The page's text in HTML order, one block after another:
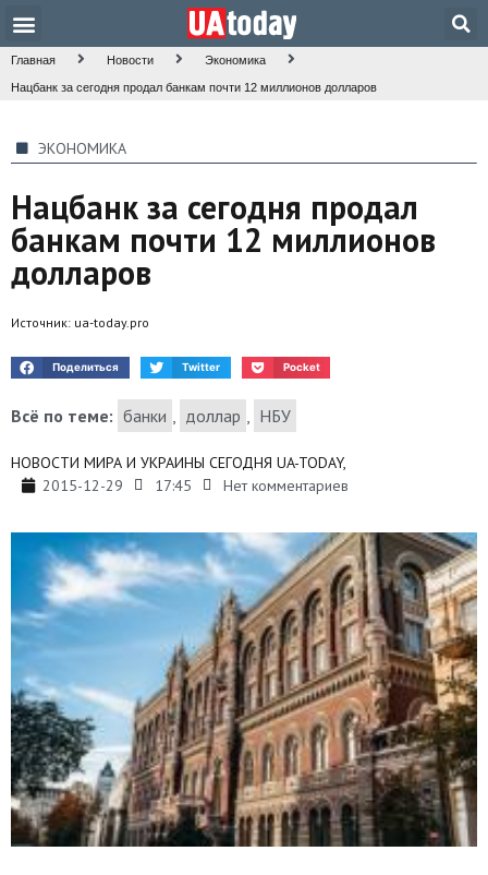
Главная Новости Экономика
Нацбанк за сегодня продал банкам почти 12 миллионов долларов
ЭКОНОМИКА
Нацбанк за сегодня продал
банкам почти 12 миллионов
долларов
Источник: ua-today.pro
Поделиться Twitter Pocket
Всё по теме: банки , доллар , НБУ
НОВОСТИ МИРА И УКРАИНЫ СЕГОДНЯ UA-TODAY,
2015-12-29
17:45 Нет комментариев